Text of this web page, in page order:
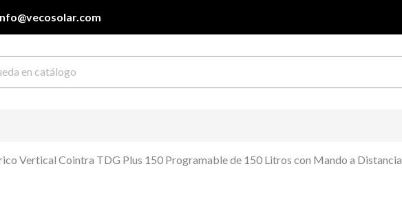
Vertical Cointra TDG Plus 150 Programable de 150 Litros con Mando a Distancia